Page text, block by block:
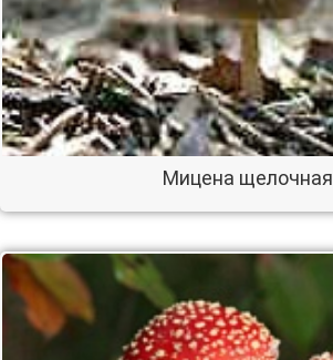
Мицена щелочная